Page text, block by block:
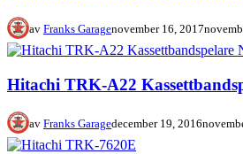
av Franks Garagenovember 16, 2017
Hitachi TRK-A22
av Franks Garagedecember 19, 2016